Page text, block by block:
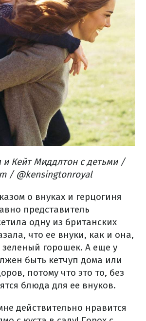
и Кейт Миддлтон с детьми /
/ @kensingtonroyal
о внуках и герцогиня
представитель
одну из британских
что ее внуки, как и она,
горошек. А еще у
быть кетчуп дома или
потому что это то, без
блюда для ее внуков.
действительно нравится